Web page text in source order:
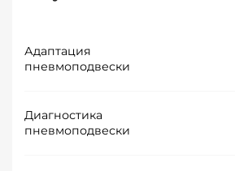
Адаптация
пневмоподвески
Диагностика
пневмоподвески